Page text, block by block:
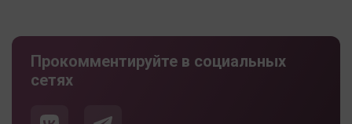
Прокомментируйте в социальных
сетях